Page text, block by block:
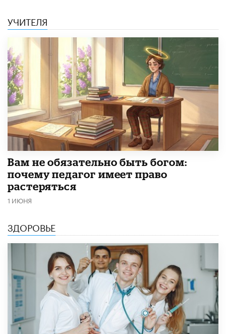
УЧИТЕЛЯ
​Вам не обязательно быть богом:
почему педагог имеет право
растеряться
1 ИЮНЯ
ЗДОРОВЬЕ